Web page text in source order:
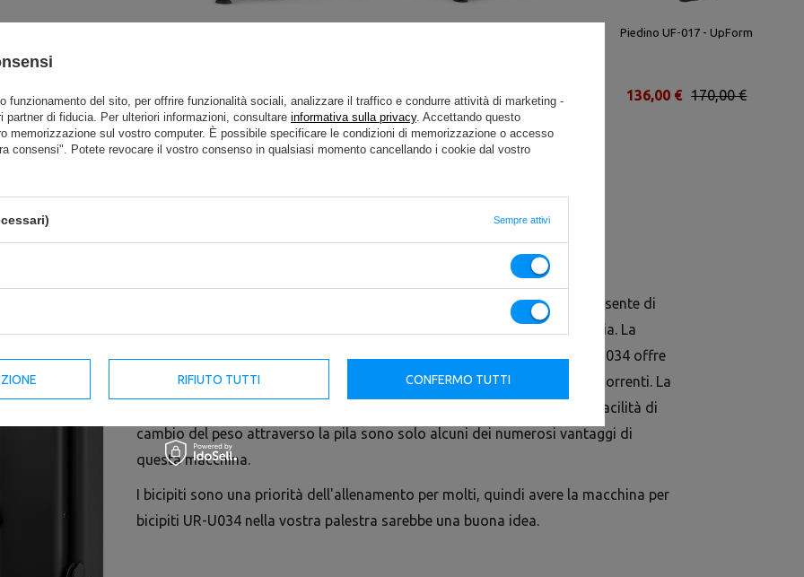
16 250,00 €
13 000,00 € 3 240,00 €
2 592,00 € 3 510,00 €
2 808,00 €
Piedino UF-017 - UpForm
170,00 €
136,00 €
L'UR-U034 del marchio UpForm è un'attrezzatura indispensabile che consente di
allenare efficacemente i muscoli bicipiti della parte superiore delle braccia. La
macchina è destinata all'uso commerciale. La macchina per bicipiti UR-U034 offre
molte caratteristiche che la distinguono dalle attrezzature sportive concorrenti. La
regolazione del sedile, le impugnature ergonomiche e maneggevoli e la facilità di
cambio del peso attraverso la pila sono solo alcuni dei numerosi vantaggi di
questa macchina.
I bicipiti sono una priorità dell'allenamento per molti, quindi avere la macchina per
bicipiti UR-U034 nella vostra palestra sarebbe una buona idea.
funzionamento del sito, per offrire funzionalità sociali, analizzare il traffico e condurre attività di marketing -
partner di fiducia. Per ulteriori informazioni, consultare informativa sulla privacy. Accettando questo
memorizzazione sul vostro computer. È possibile specificare le condizioni di memorizzazione o accesso
consensi". Potete revocare il vostro consenso in qualsiasi momento cancellando i cookie dal vostro
Sempre attivi
RIFIUTO TUTTI CONFERMO TUTTI